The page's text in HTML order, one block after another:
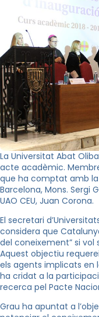
La Universitat Abat
acte acadèmic.
que ha comptat amb la
Barcelona, Mons. Sergi
UAO CEU, Juan Corona.
El secretari
considera que
del coneixement” si
Aquest objectiu
els agents implicats en
ha cridat a la
recerca pel Pacte
Grau ha apuntat a